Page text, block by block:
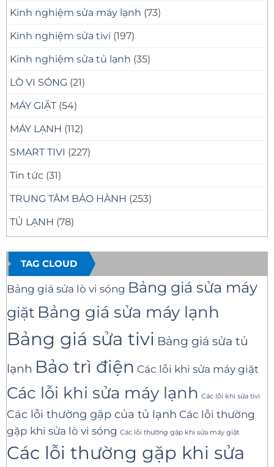
Kinh nghiệm sửa máy lạnh (73)
Kinh nghiệm sửa tivi (197)
Kinh nghiệm sửa tủ lạnh (35)
LÒ VI SÓNG (21)
MÁY GIẶT (54)
MÁY LẠNH (112)
SMART TIVI (227)
Tin tức (31)
TRUNG TÂM BẢO HÀNH (253)
TỦ LẠNH (78)
TAG CLOUD
Bảng giá sửa lò vi sóng Bảng giá sửa máy
giặt Bảng giá sửa máy lạnh
Bảng giá sửa tivi Bảng giá sửa tủ
lạnh Bảo trì điện Các lỗi khi sửa máy giặt
Các lỗi khi sửa máy lạnh Các lỗi khi sửa tivi
Các lỗi thường gặp của tủ lạnh Các lỗi thường
gặp khi sửa lò vi sóng Các lỗi thường gặp khi sửa máy giặt
Các lỗi thường gặp khi sửa